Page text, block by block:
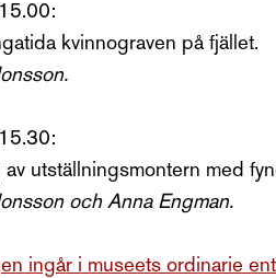
kvinnograven på fjället.
av utställningsmontern med
och Anna Engman.
ingår i museets ordinarie